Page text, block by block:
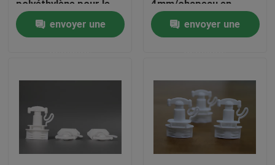
Contrôle de la qualité
Demandez un devis
Chapeaux en plastique de bec
polyéthylène pour le
paquet flexible de
Comesticenvoyer une
4mm/chapeau en
plastique de bec de
bouteilleenvoyer une